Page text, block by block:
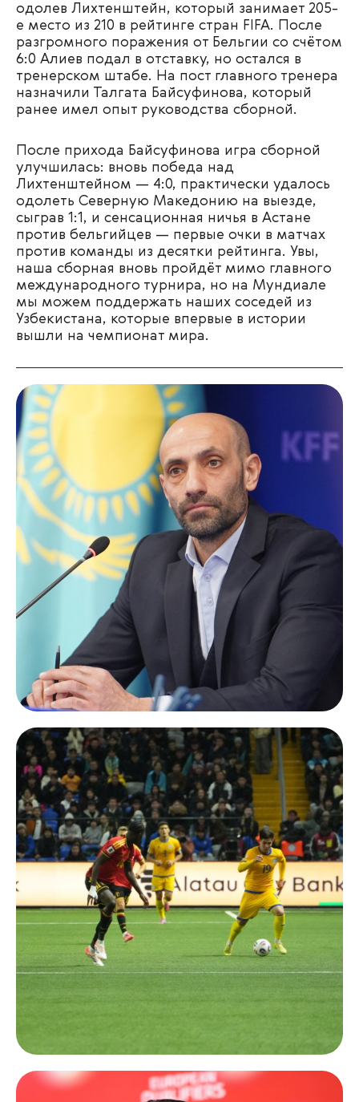
одолев Лихтенштейн, который занимает 205-
е место из 210 в рейтинге стран FIFA. После
разгромного поражения от Бельгии со счётом
6:0 Алиев подал в отставку, но остался в
тренерском штабе. На пост главного тренера
назначили Талгата Байсуфинова, который
ранее имел опыт руководства сборной.
После прихода Байсуфинова игра сборной
улучшилась: вновь победа над
Лихтенштейном — 4:0, практически удалось
одолеть Северную Македонию на выезде,
сыграв 1:1, и сенсационная ничья в Астане
против бельгийцев — первые очки в матчах
против команды из десятки рейтинга. Увы,
наша сборная вновь пройдёт мимо главного
международного турнира, но на Мундиале
мы можем поддержать наших соседей из
Узбекистана, которые впервые в истории
вышли на чемпионат мира.